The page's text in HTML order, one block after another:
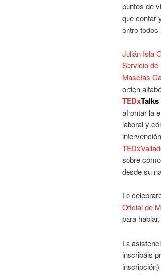
puntos de
que contar
entre todos
Julián Isla
Servicio de
Mascías
orden
TEDxTalks
afrontar la
laboral y
sobre
desde su
Lo
Oficial de
para
La
inscribáis